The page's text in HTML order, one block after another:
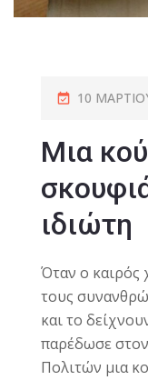
10
Mια
ιδιώτη
Όταν ο καιρός
τους
και το
παρέδωσε
Πολιτών μια